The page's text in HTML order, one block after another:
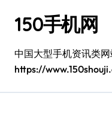
150手机网
中国大型手机资讯类网
https://